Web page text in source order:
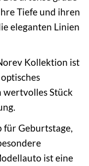
Tiefe und ihren
eleganten Linien
Kollektion ist
wertvolles Stück
für Geburtstage,
ist eine